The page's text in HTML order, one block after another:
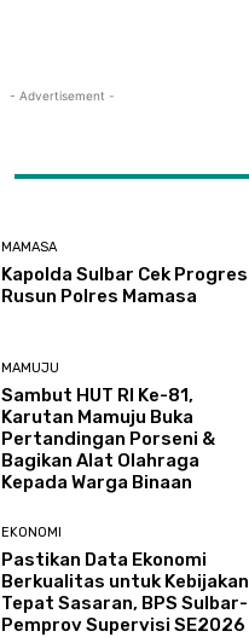
- Advertisement -
MAMASA
Kapolda Sulbar Cek Progres
Rusun Polres Mamasa
MAMUJU
Sambut HUT RI Ke-81,
Karutan Mamuju Buka
Pertandingan Porseni &
Bagikan Alat Olahraga
Kepada Warga Binaan
EKONOMI
Pastikan Data Ekonomi
Berkualitas untuk Kebijakan
Tepat Sasaran, BPS Sulbar-
Pemprov Supervisi SE2026